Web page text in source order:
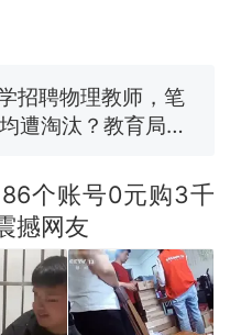
，成立调查组全面
"中心附近最大风
最新研判
头放菜刀的女孩，
“跟我回家”改写了
个账号0元购3千
撼网友